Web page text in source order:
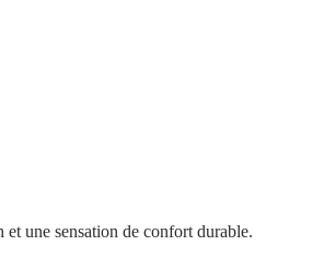
une sensation de confort durable.